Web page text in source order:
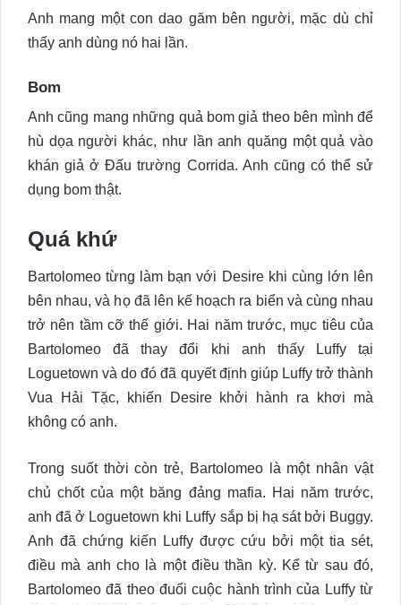
Anh mang một con dao găm bên người, mặc dù chỉ
thấy anh dùng nó hai lần.
Bom
Anh cũng mang những quả bom giả theo bên mình để
hù dọa người khác, như lần anh quăng một quả vào
khán giả ở Đấu trường Corrida. Anh cũng có thể sử
dụng bom thật.
Quá khứ
Bartolomeo từng làm bạn với Desire khi cùng lớn lên
bên nhau, và họ đã lên kế hoạch ra biển và cùng nhau
trở nên tầm cỡ thế giới. Hai năm trước, mục tiêu của
Bartolomeo đã thay đổi khi anh thấy Luffy tại
Loguetown và do đó đã quyết định giúp Luffy trở thành
Vua Hải Tặc, khiến Desire khởi hành ra khơi mà
không có anh.
Trong suốt thời còn trẻ, Bartolomeo là một nhân vật
chủ chốt của một băng đảng mafia. Hai năm trước,
anh đã ở Loguetown khi Luffy sắp bị hạ sát bởi Buggy.
Anh đã chứng kiến Luffy được cứu bởi một tia sét,
điều mà anh cho là một điều thần kỳ. Kể từ sau đó,
Bartolomeo đã theo đuổi cuộc hành trình của Luffy từ